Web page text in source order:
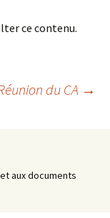
ce contenu.
du CA →
aux documents